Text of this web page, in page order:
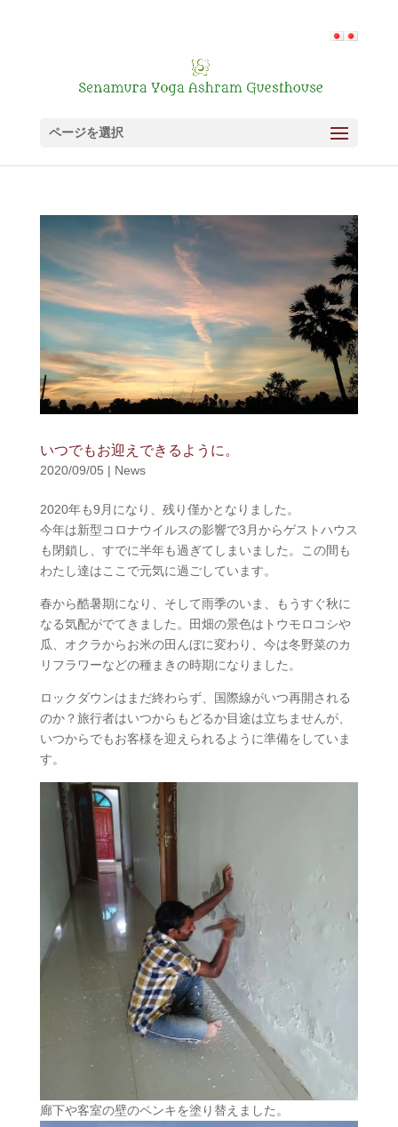
ページを選択
いつでもお迎えできるように。
2020/09/05 | News
2020年も9月になり、残り僅かとなりました。
今年は新型コロナウイルスの影響で3月からゲストハウス
も閉鎖し、すでに半年も過ぎてしまいました。この間も
わたし達はここで元気に過ごしています。
春から酷暑期になり、そして雨季のいま、もうすぐ秋に
なる気配がでてきました。田畑の景色はトウモロコシや
瓜、オクラからお米の田んぼに変わり、今は冬野菜のカ
リフラワーなどの種まきの時期になりました。
ロックダウンはまだ終わらず、国際線がいつ再開される
のか？旅行者はいつからもどるか目途は立ちませんが、
いつからでもお客様を迎えられるように準備をしていま
す。
廊下や客室の壁のペンキを塗り替えました。